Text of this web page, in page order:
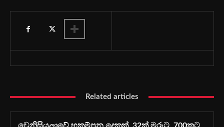
Related articles